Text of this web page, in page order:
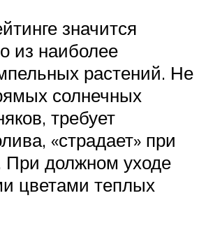
значится
из наиболее
растений. Не
солнечных
требует
«страдает» при
При должном уходе
цветами теплых